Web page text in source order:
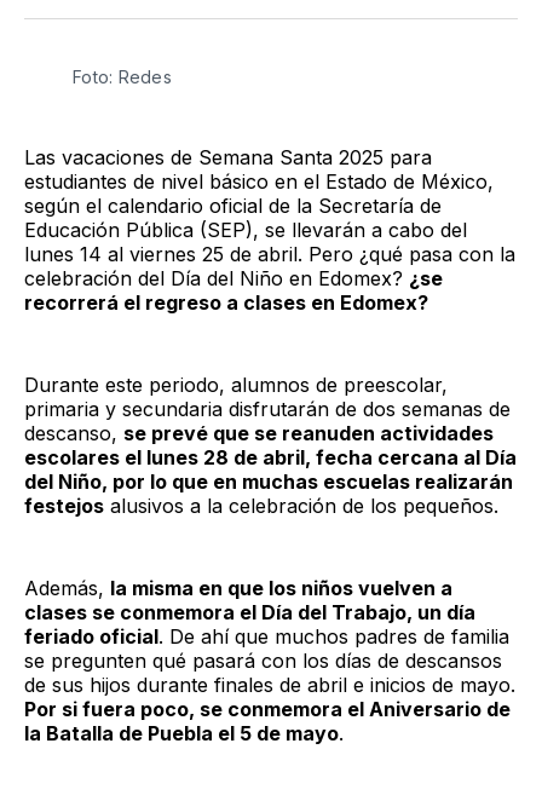
TwitterFacebook
LinkedIn
Email
Foto: Redes
Las vacaciones de Semana Santa 2025 para
estudiantes de nivel básico en el Estado de México,
según el calendario oficial de la Secretaría de
Educación Pública (SEP), se llevarán a cabo del
lunes 14 al viernes 25 de abril. Pero ¿qué pasa con la
celebración del Día del Niño en Edomex? ¿se
recorrerá el regreso a clases en Edomex?
Durante este periodo, alumnos de preescolar,
primaria y secundaria disfrutarán de dos semanas de
descanso, se prevé que se reanuden actividades
escolares el lunes 28 de abril, fecha cercana al Día
del Niño, por lo que en muchas escuelas realizarán
festejos alusivos a la celebración de los pequeños.
Además, la misma en que los niños vuelven a
clases se conmemora el Día del Trabajo, un día
feriado oficial. De ahí que muchos padres de familia
se pregunten qué pasará con los días de descansos
de sus hijos durante finales de abril e inicios de mayo.
Por si fuera poco, se conmemora el Aniversario de
la Batalla de Puebla el 5 de mayo.